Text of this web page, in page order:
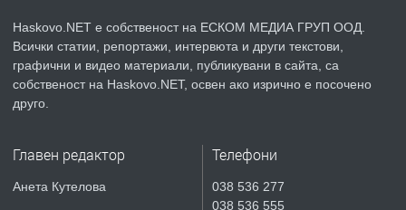
апартамент под наем в кв.
Училищни, гр. Хасково.
преди 3 дни
Haskovo.NET е собственост на ЕСКОМ МЕДИА ГРУП ООД.
Всички статии, репортажи, интервюта и други текстови,
графични и видео материали, публикувани в сайта, са
собственост на Haskovo.NET, освен ако изрично е посочено
друго.
Главен редактор
Анета Кутелова
Телефони
038 536 277
038 536 555